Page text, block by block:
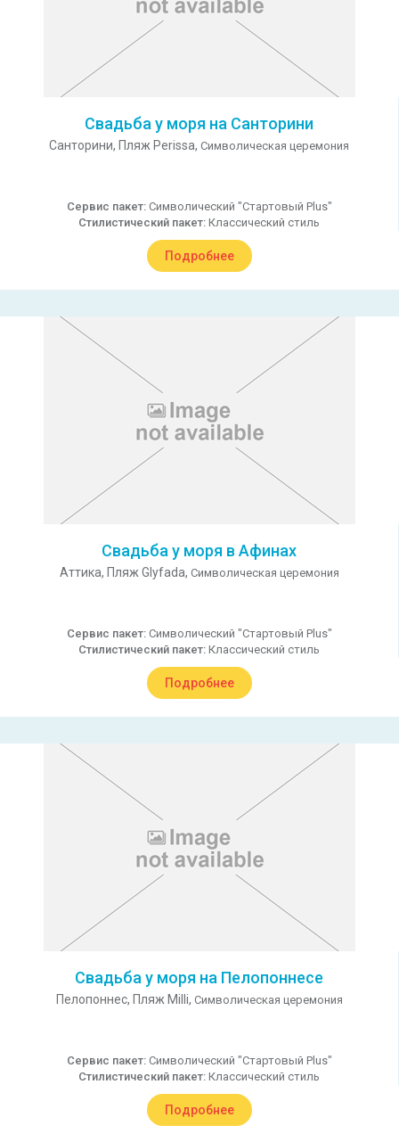
Свадьба у моря на Санторини
Санторини, Пляж Perissa, Символическая церемония
Сервис пакет: Символический "Стартовый Plus"
Стилистический пакет: Классический стиль
Подробнее
Свадьба у моря в Афинах
Аттика, Пляж Glyfada, Символическая церемония
Сервис пакет: Символический "Стартовый Plus"
Стилистический пакет: Классический стиль
Подробнее
Свадьба у моря на Пелопоннесе
Пелопоннес, Пляж Milli, Символическая церемония
Сервис пакет: Символический "Стартовый Plus"
Стилистический пакет: Классический стиль
Подробнее